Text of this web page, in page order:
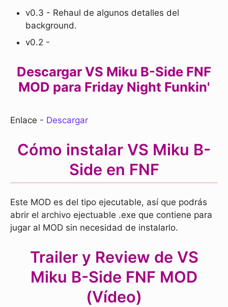
v0.3 - Rehaul de algunos detalles del
background.
v0.2 -
Descargar VS Miku B-Side FNF
MOD para Friday Night Funkin'
Enlace - Descargar
Cómo instalar VS Miku B-
Side en FNF
Este MOD es del tipo ejecutable, así que podrás
abrir el archivo ejectuable .exe que contiene para
jugar al MOD sin necesidad de instalarlo.
Trailer y Review de VS
Miku B-Side FNF MOD
(Vídeo)